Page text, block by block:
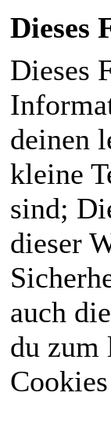
Dieses
Dieses
deinen
kleine
sind;
dieser
auch
du zum